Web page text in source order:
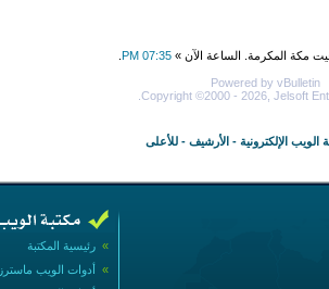
مكة المكرمة. الساعة الآن » 07:35 PM
Powered by vBulletin
Copyright ©2000 - 2026, Jelsoft
الإلكترونية - الأرشيف - للأعلى
» رئيسية المكتبة
» أدوات الويب ماسترز